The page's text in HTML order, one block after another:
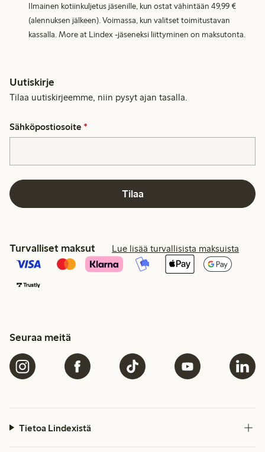
Ilmainen kotiinkuljetus jäsenille, kun ostat vähintään 49,99 €
(alennuksen jälkeen). Voimassa, kun valitset toimitustavan
kassalla. More at Lindex -jäseneksi liittyminen on maksutonta.
Uutiskirje
Tilaa uutiskirjeemme, niin pysyt ajan tasalla.
Sähköpostiosoite *
Tilaa
Turvalliset maksut Lue lisää turvallisista maksuista
Seuraa meitä
Tietoa Lindexistä